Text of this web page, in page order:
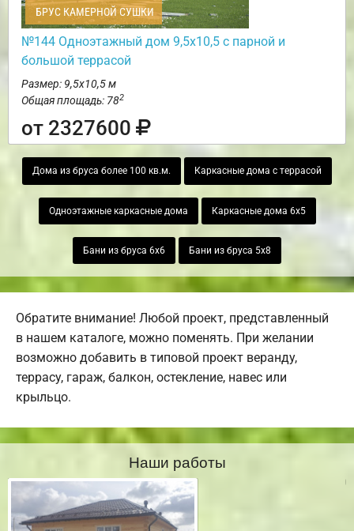
БРУС КАМЕРНОЙ СУШКИ
№144 Одноэтажный дом 9,5х10,5 с парной и
большой террасой
Размер: 9,5х10,5 м
Общая площадь: 782
от 2327600
Дома из бруса более 100 кв.м. Каркасные дома с террасой
Одноэтажные каркасные дома Каркасные дома 6х5
Бани из бруса 6х6 Бани из бруса 5х8
Обратите внимание! Любой проект, представленный
в нашем каталоге, можно поменять. При желании
возможно добавить в типовой проект веранду,
террасу, гараж, балкон, остекление, навес или
крыльцо.
Наши работы